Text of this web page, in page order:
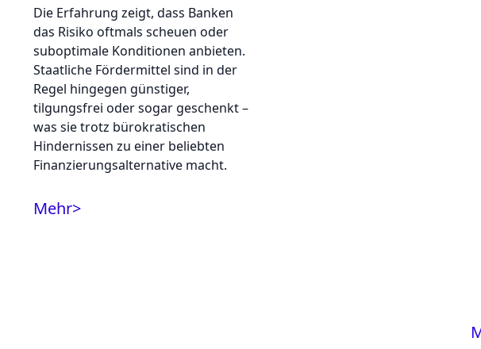
Die Erfahrung zeigt, dass Banken
das Risiko oftmals scheuen oder
suboptimale Konditionen anbieten.
Staatliche Fördermittel sind in der
Regel hingegen günstiger,
tilgungsfrei oder sogar geschenkt –
was sie trotz bürokratischen
Hindernissen zu einer beliebten
Finanzierungsalternative macht.
Mehr>